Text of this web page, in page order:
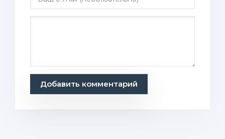
Добавить комментарий